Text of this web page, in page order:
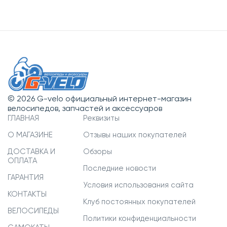
© 2026 G-velo официальный интернет-магазин
велосипедов, запчастей и аксессуаров
ГЛАВНАЯ
О МАГАЗИНЕ
ДОСТАВКА И
ОПЛАТА
ГАРАНТИЯ
КОНТАКТЫ
ВЕЛОСИПЕДЫ
Реквизиты
Отзывы наших покупателей
Обзоры
Последние новости
Условия использования сайта
Клуб постоянных покупателей
Политики конфиденциальности